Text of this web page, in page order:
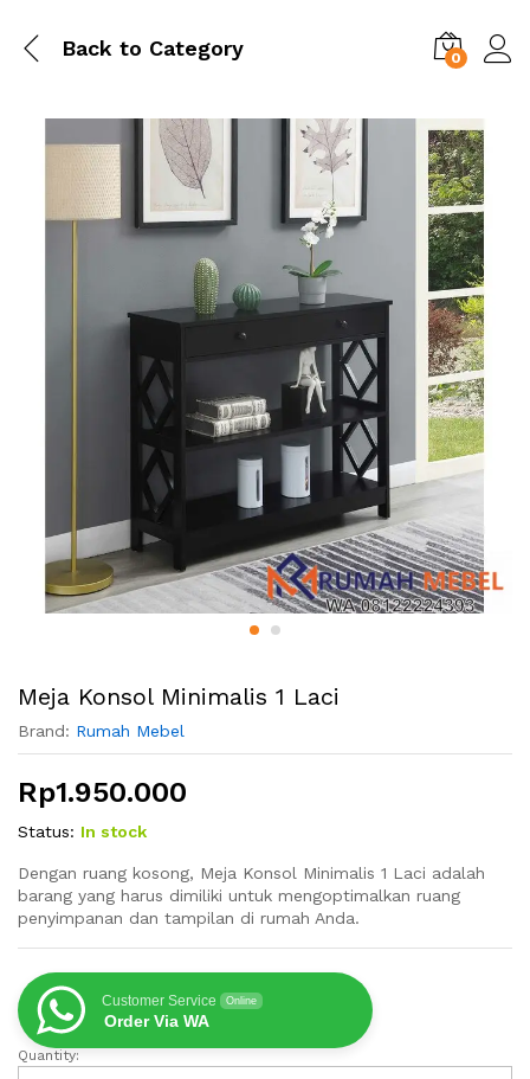
Back to Category 0
Meja Konsol Minimalis 1 Laci
Brand: Rumah Mebel
Rp1.950.000
Status: In stock
Dengan ruang kosong, Meja Konsol Minimalis 1 Laci adalah
barang yang harus dimiliki untuk mengoptimalkan ruang
penyimpanan dan tampilan di rumah Anda.
Customer Service Online
Order Via WA
Meja
Quantity: